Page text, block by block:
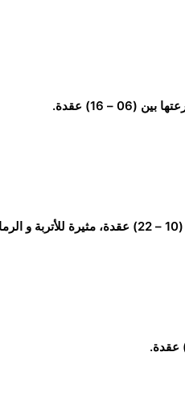
– 16) عقدة.